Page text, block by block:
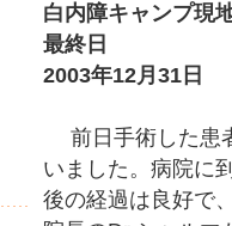
白内障キャンプ
最終日
2003年12月31日
前日手術した患
いました。病院に
後の経過は良好で